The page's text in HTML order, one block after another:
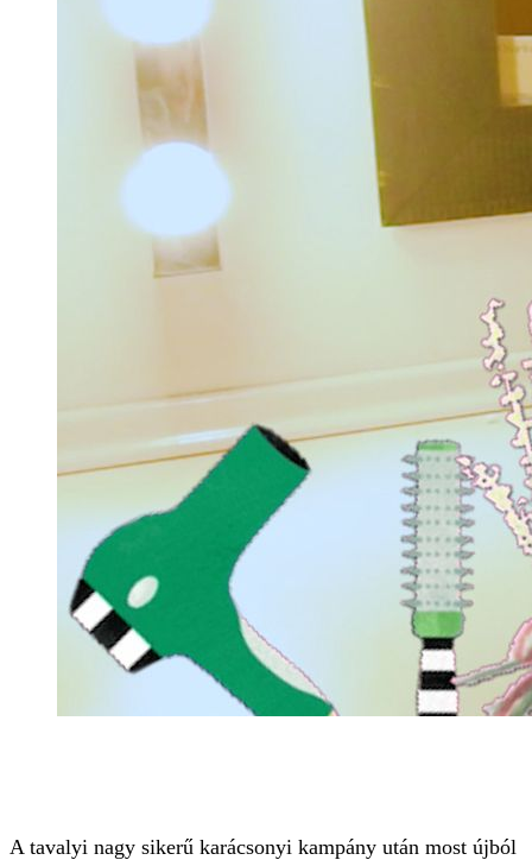
A tavalyi nagy sikerű karácsonyi kampány után most újból